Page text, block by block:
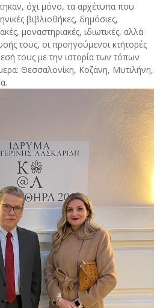
όχι μόνο, τα αρχέτυπα που
βιβλιοθήκες, δημόσιες,
μοναστηριακές, ιδιωτικές, αλλά
τους, οι προηγούμενοι κτήτορές
τους με την ιστορία των τόπων
Θεσσαλονίκη, Κοζάνη, Μυτιλήνη,